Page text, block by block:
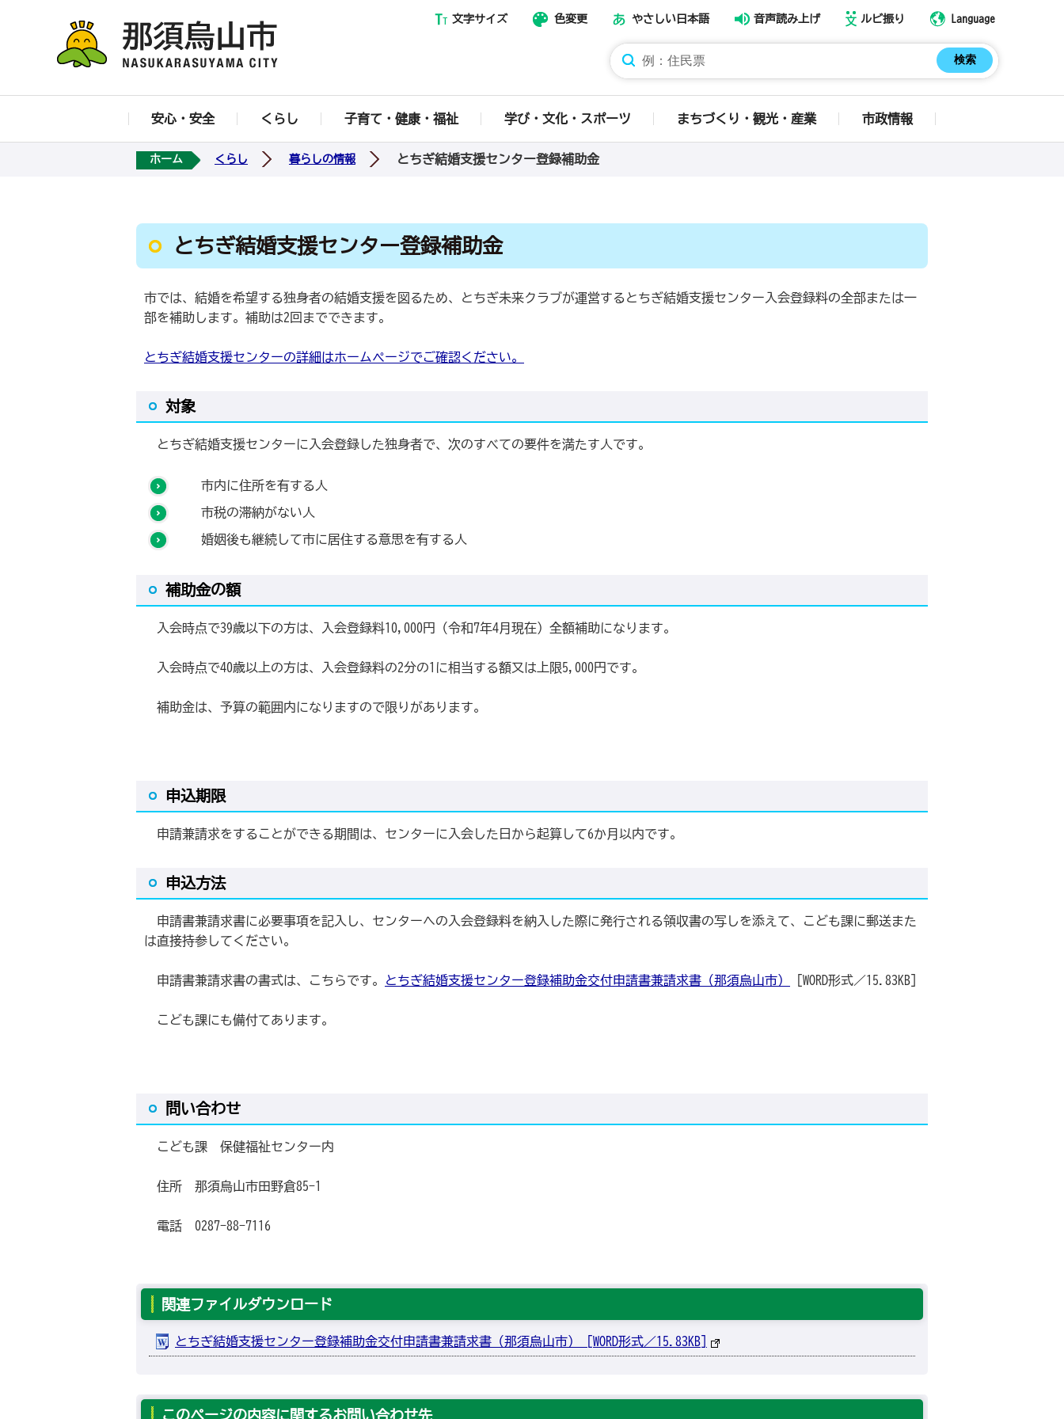
那須烏山市ホームページ
文字サイズ 色変更 やさしい日本語 音声読み上げ ルビ振り Language
安心・安全 くらし 子育て・健康・福祉 学び・文化・スポーツ まちづくり・観光・産業 市政情報
ホーム くらし 暮らしの情報 とちぎ結婚支援センター登録補助金
とちぎ結婚支援センター登録補助金
市では、結婚を希望する独身者の結婚支援を図るため、とちぎ未来クラブが運営するとちぎ結婚支援センター入会登録料の全部または一
部を補助します。補助は2回までできます。
とちぎ結婚支援センターの詳細はホームページでご確認ください。
対象
とちぎ結婚支援センターに入会登録した独身者で、次のすべての要件を満たす人です。
市内に住所を有する人
市税の滞納がない人
婚姻後も継続して市に居住する意思を有する人
補助金の額
入会時点で39歳以下の方は、入会登録料10,000円（令和7年4月現在）全額補助になります。
入会時点で40歳以上の方は、入会登録料の2分の1に相当する額又は上限5,000円です。
補助金は、予算の範囲内になりますので限りがあります。
申込期限
申請兼請求をすることができる期間は、センターに入会した日から起算して6か月以内です。
申込方法
申請書兼請求書に必要事項を記入し、センターへの入会登録料を納入した際に発行される領収書の写しを添えて、こども課に郵送また
は直接持参してください。
申請書兼請求書の書式は、こちらです。 とちぎ結婚支援センター登録補助金交付申請書兼請求書（那須烏山市） [WORD形式／15.83KB]
こども課にも備付てあります。
問い合わせ
こども課 保健福祉センター内
住所 那須烏山市田野倉85-1
電話 0287-88-7116
関連ファイルダウンロード
とちぎ結婚支援センター登録補助金交付申請書兼請求書（那須烏山市） [WORD形式／15.83KB]
このページの内容に関するお問い合わせ先